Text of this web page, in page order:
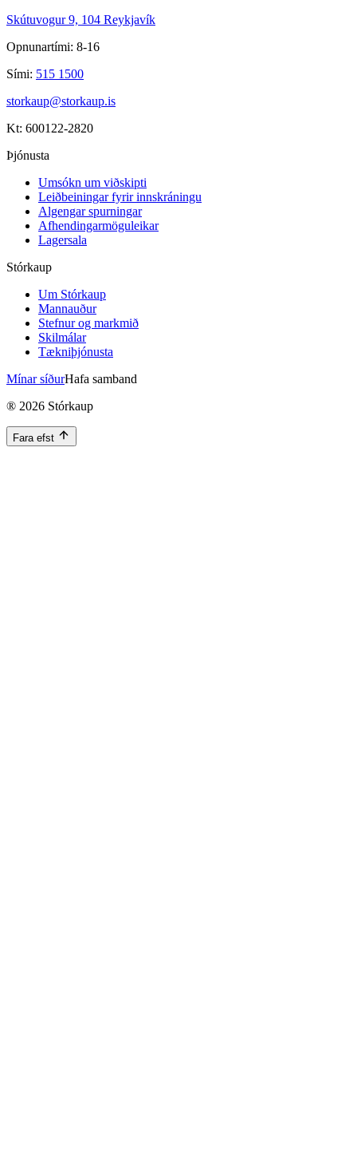
Skútuvogur 9, 104 Reykjavík
Opnunartími: 8-16
Sími: 515 1500
storkaup@storkaup.is
Kt: 600122-2820
Þjónusta
Umsókn um viðskipti
Leiðbeiningar fyrir innskráningu
Algengar spurningar
Afhendingarmöguleikar
Lagersala
Stórkaup
Um Stórkaup
Mannauður
Stefnur og markmið
Skilmálar
Tækniþjónusta
Mínar síðurHafa samband
® 2026 Stórkaup
Fara efst